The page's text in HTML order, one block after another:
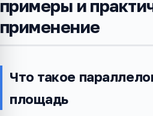
примеры и
применение
Что такое
площадь